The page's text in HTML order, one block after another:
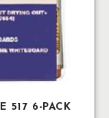
517 6-PACK